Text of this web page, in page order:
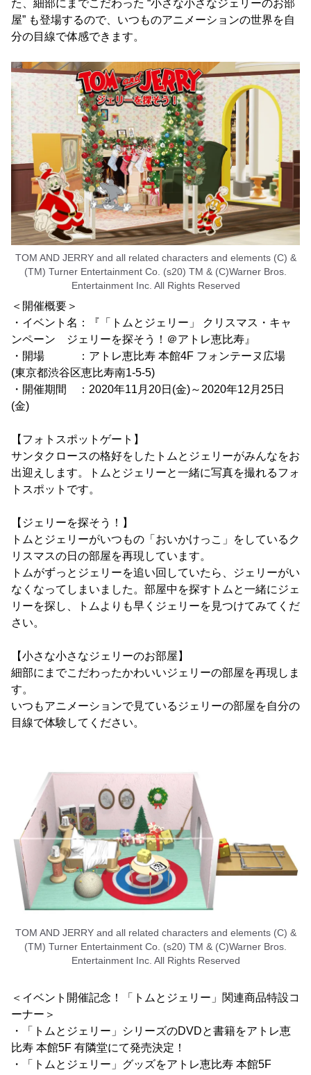
た、細部にまでこだわった “小さな小さなジェリーのお部
屋” も登場するので、いつものアニメーションの世界を自
分の目線で体感できます。
TOM AND JERRY and all related characters and elements (C) &
(TM) Turner Entertainment Co. (s20) TM & (C)Warner Bros.
Entertainment Inc. All Rights Reserved
＜開催概要＞
・イベント名：『「トムとジェリー」 クリスマス・キャ
ンペーン ジェリーを探そう！＠アトレ恵比寿』
・開場 ：アトレ恵比寿 本館4F フォンテーヌ広場
(東京都渋谷区恵比寿南1-5-5)
・開催期間 ：2020年11月20日(金)～2020年12月25日
(金)
【フォトスポットゲート】
サンタクロースの格好をしたトムとジェリーがみんなをお
出迎えします。トムとジェリーと一緒に写真を撮れるフォ
トスポットです。
【ジェリーを探そう！】
トムとジェリーがいつもの「おいかけっこ」をしているク
リスマスの日の部屋を再現しています。
トムがずっとジェリーを追い回していたら、ジェリーがい
なくなってしまいました。部屋中を探すトムと一緒にジェ
リーを探し、トムよりも早くジェリーを見つけてみてくだ
さい。
【小さな小さなジェリーのお部屋】
細部にまでこだわったかわいいジェリーの部屋を再現しま
す。
いつもアニメーションで見ているジェリーの部屋を自分の
目線で体験してください。
TOM AND JERRY and all related characters and elements (C) &
(TM) Turner Entertainment Co. (s20) TM & (C)Warner Bros.
Entertainment Inc. All Rights Reserved
＜イベント開催記念！「トムとジェリー」関連商品特設コ
ーナー＞
・「トムとジェリー」シリーズのDVDと書籍をアトレ恵
比寿 本館5F 有隣堂にて発売決定！
・「トムとジェリー」グッズをアトレ恵比寿 本館5F